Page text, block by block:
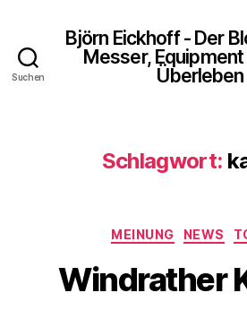
Suchen
Björn Eickhoff - Der
Messer,
Überleben
Schlagwort:
MEINUNG NEWS
Windrather